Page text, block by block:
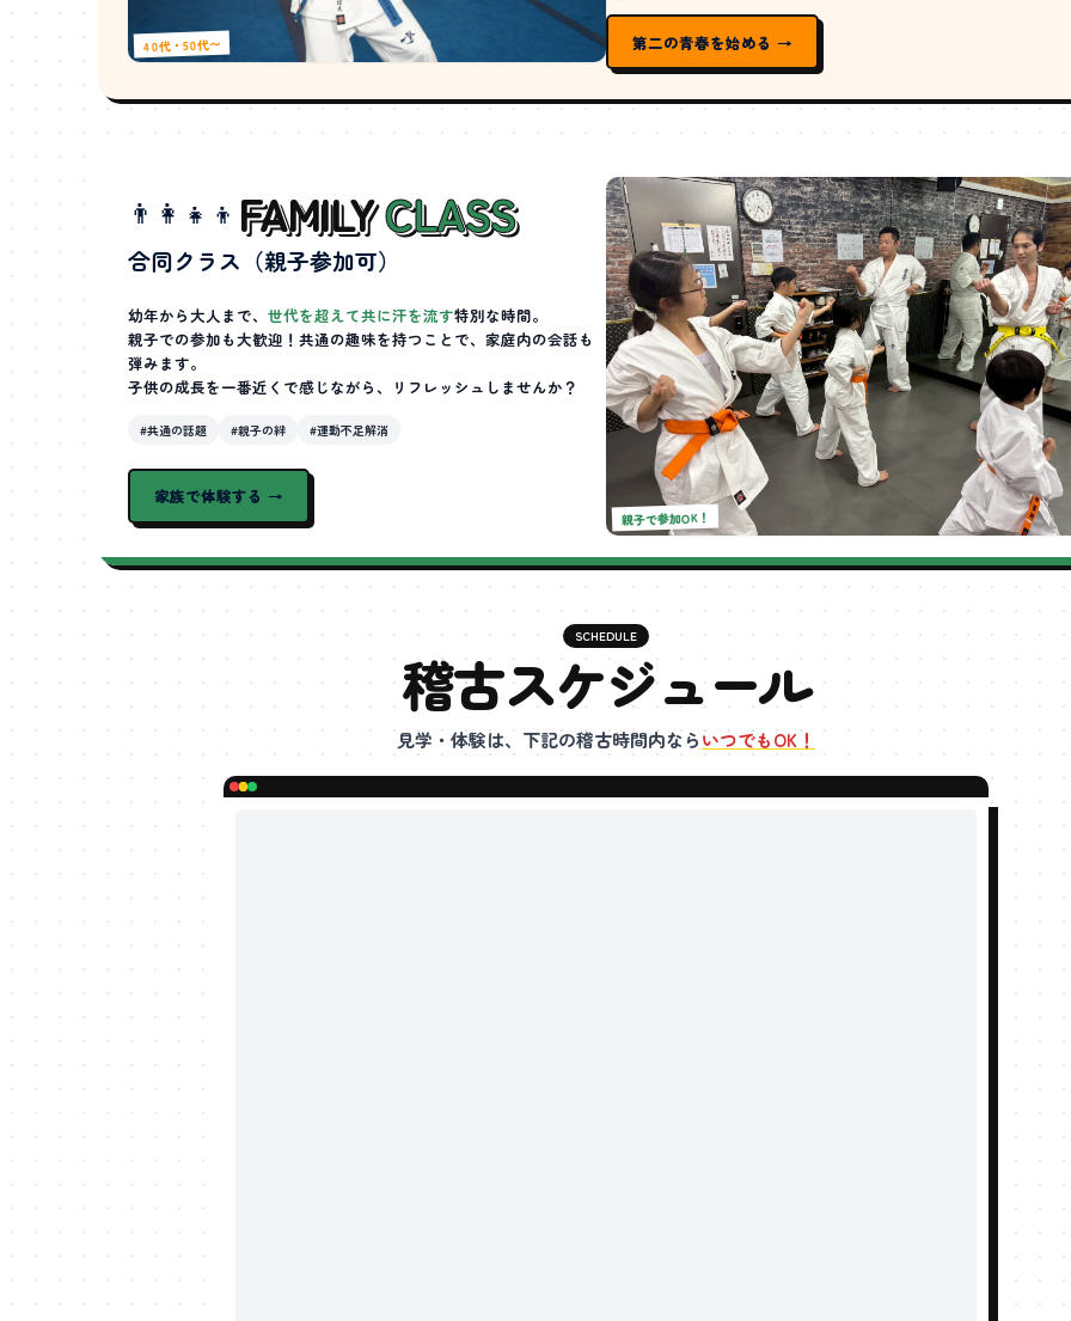
40代・50代〜 第二の青春を始める →
親子で参加OK！
👨‍👩‍👧‍👦 FAMILYCLASS
合同クラス（親子参加可）
幼年から大人まで、 世代を超えて共に汗を流す特別な時間。
親子での参加も大歓迎！共通の趣味を持つことで、家庭内の会話も
弾みます。
子供の成長を一番近くで感じながら、リフレッシュしませんか？
#共通の話題 #親子の絆 #運動不足解消
家族で体験する →
SCHEDULE
稽古スケジュール
見学・体験は、下記の稽古時間内ならいつでもOK！